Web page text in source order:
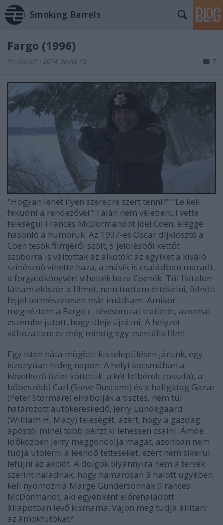
Smoking Barrels
Fargo (1996)
• 2014. április 15. 7
"Hogyan lehet ilyen szerepre szert tenni?" "Le kell
feküdni a rendezővel" Talán nem véletlenül vette
feleségül Frances McDormandot Joel Coen, eléggé
hasonló a humoruk. Az 1997-es Oscar díjkiosztó a
Coen tesók filmjéről szólt, 5 jelölésből kettőt
szoborra is váltottak az alkotók: az egyiket a kiváló
színésznő vihette haza, a másik is családban maradt,
a forgatókönyvért vihették haza Coenék. Túl fiatalon
láttam először a filmet, nem tudtam értékelni, felnőtt
fejjel természetesen már imádtam. Amikor
megnéztem a Fargo c. tévésorozat trailerét, azonnal
eszembe jutott, hogy ideje újrázni. A helyzet
változatlan: ez még mindig egy zseniális film!
Egy Isten háta mögötti kis településen járunk, egy
iszonyúan hideg napon. A helyi kocsmában a
következő üzlet köttettik: a két felbérelt rosszfiú, a
bőbeszédű Carl (Steve Buscemi) és a hallgatag Gaear
(Peter Stormare) elrabolják a tisztes, nem túl
határozott autókereskedő, Jerry Lundegaard
(William H. Macy) feleségét, azért, hogy a gazdag
apóstól minél több pénzt ki lehessen csalni. Ámde
időközben Jerry meggondolja magát, azonban nem
tudja utolérni a leendő tetteseket, ezért nem sikerül
lefújni az akciót. A dolgok olyannyira nem a tervek
szerint haladnak, hogy hamarosan 3 halott ügyében
kell nyomoznia Marge Gundersonnak (Frances
McDormand), aki egyébként előrehaladott
állapotban lévő kismama. Vajon meg tudja állítani
az ámokfutókat?